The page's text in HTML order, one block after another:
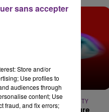
15h00 - 19h00
LE CLUB
TEMPER CITY
Store and/or
Use profiles to
audiences through
content; Use
fraud, and fix errors;
sans accepter